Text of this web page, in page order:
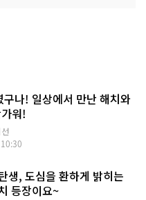
구나! 일상에서 만난 해치와
워!
생, 도심을 환하게 밝히는
등장이요~